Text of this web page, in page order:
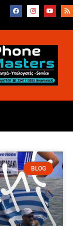
BLOG